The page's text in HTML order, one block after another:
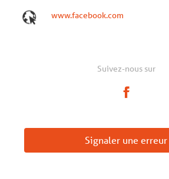
www.facebook.com
Suivez-nous sur
Signaler une erreur